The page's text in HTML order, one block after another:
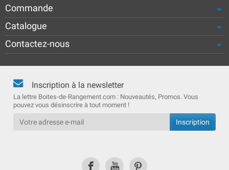
Commande
Catalogue
Contactez-nous
Inscription à la newsletter
La lettre Boites-de-Rangement.com : Nouveautés, Promos. Vous
pouvez vous désinscrire à tout moment !